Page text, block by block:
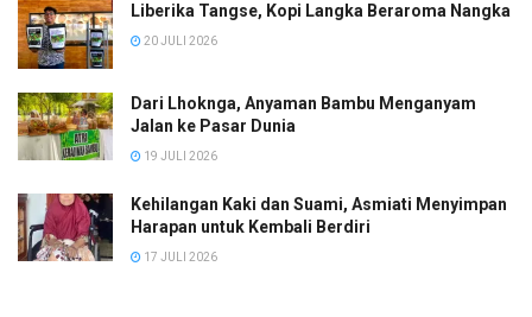
Liberika Tangse, Kopi Langka Beraroma Nangka
20 JULI 2026
Dari Lhoknga, Anyaman Bambu Menganyam
Jalan ke Pasar Dunia
19 JULI 2026
Kehilangan Kaki dan Suami, Asmiati Menyimpan
Harapan untuk Kembali Berdiri
17 JULI 2026